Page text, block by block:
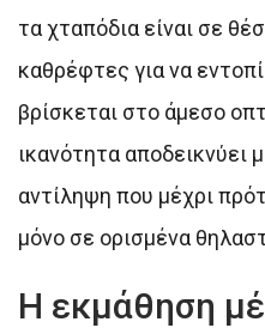
τα χταπόδια είναι σε
καθρέφτες για να
βρίσκεται στο άμεσο
ικανότητα αποδεικνύει
αντίληψη που μέχρι
μόνο σε ορισμένα
Η εκμάθηση